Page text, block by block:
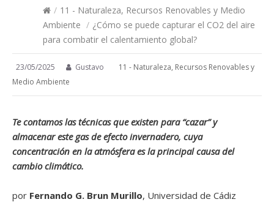
/ 11 - Naturaleza, Recursos Renovables y Medio
Ambiente / ¿Cómo se puede capturar el CO2 del aire
para combatir el calentamiento global?
23/05/2025 Gustavo
11 - Naturaleza, Recursos Renovables y
Medio Ambiente
Te contamos las técnicas que existen para “cazar” y
almacenar este gas de efecto invernadero, cuya
concentración en la atmósfera es la principal causa del
cambio climático.
por Fernando G. Brun Murillo, Universidad de Cádiz